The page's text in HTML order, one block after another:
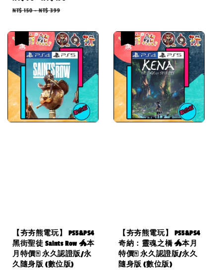
price
NT$ 150-NT$ 399
【夯夯熊電玩】 PS5&PS4
黑街聖徒 Saints Row 🐲本
月特價🀄 永久認證版/永
久隨身版 (數位版)
【夯夯熊電玩】 PS5&PS4
奇納：靈魂之橋 🐲本月
特價🀄 永久認證版/永久
隨身版 (數位版)